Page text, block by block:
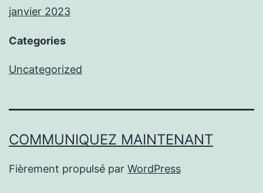
janvier 2023
Categories
Uncategorized
COMMUNIQUEZ MAINTENANT
Fièrement propulsé par WordPress